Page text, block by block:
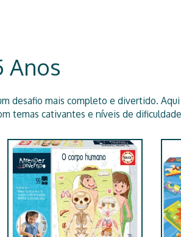
Anos
desafio mais completo e divertido.
temas cativantes e níveis de